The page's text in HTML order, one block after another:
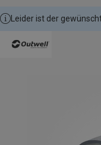
Leider ist der